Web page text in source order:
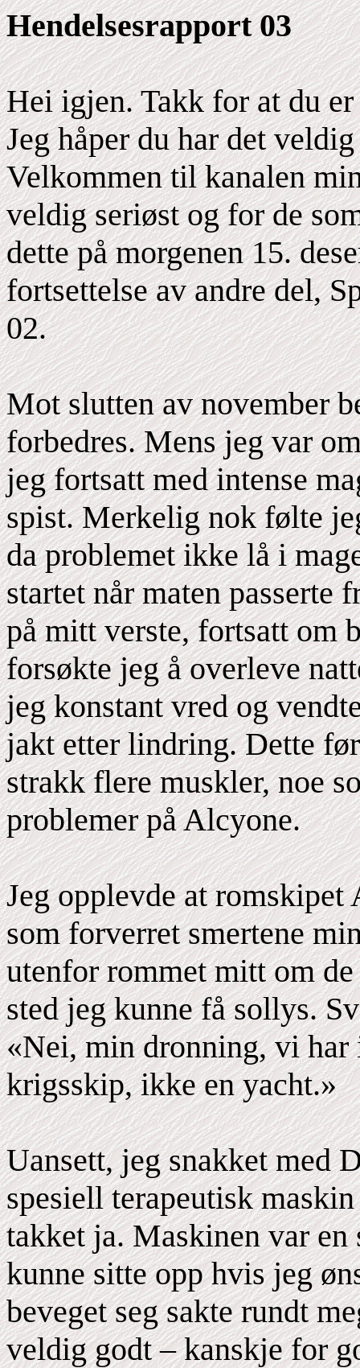
Hendelsesrapport 03
Hei igjen. Takk for at du
Jeg håper du har det
Velkommen til kanalen
veldig seriøst og for de
dette på morgenen 15.
fortsettelse av andre del,
02.
Mot slutten av november
forbedres. Mens jeg var
jeg fortsatt med intense
spist. Merkelig nok følte
da problemet ikke lå i
startet når maten passerte
på mitt verste, fortsatt om
forsøkte jeg å overleve
jeg konstant vred og
jakt etter lindring. Dette
strakk flere muskler, noe
problemer på Alcyone.
Jeg opplevde at
som forverret smertene
utenfor rommet mitt om
sted jeg kunne få sollys.
«Nei, min dronning, vi har
krigsskip, ikke en yacht.»
Uansett, jeg snakket med
spesiell terapeutisk
takket ja. Maskinen var
kunne sitte opp hvis jeg
beveget seg sakte rundt
veldig godt – kanskje for